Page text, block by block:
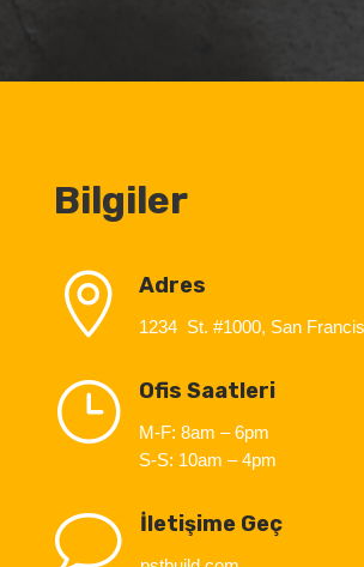
Bilgiler
 Adres
1234 St. #1000, San
} Ofis Saatleri
M-F: 8am – 6pm
S-S: 10am – 4pm
v İletişime Geç